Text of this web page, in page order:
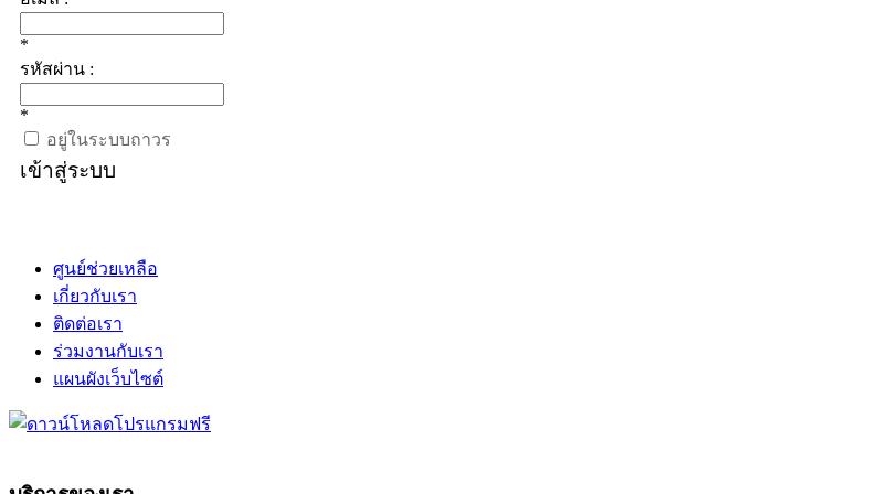
*
รหัสผ่าน :
*
อยู่ในระบบถาวร
เข้าสู่ระบบ
ศูนย์ช่วยเหลือ
เกี่ยวกับเรา
ติดต่อเรา
ร่วมงานกับเรา
แผนผังเว็บไซต์